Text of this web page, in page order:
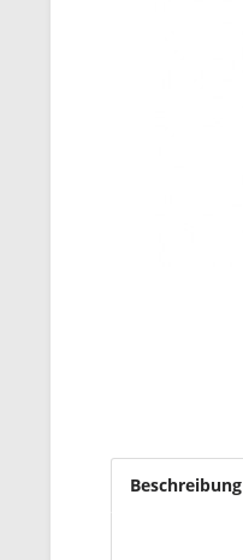
Beschreibung